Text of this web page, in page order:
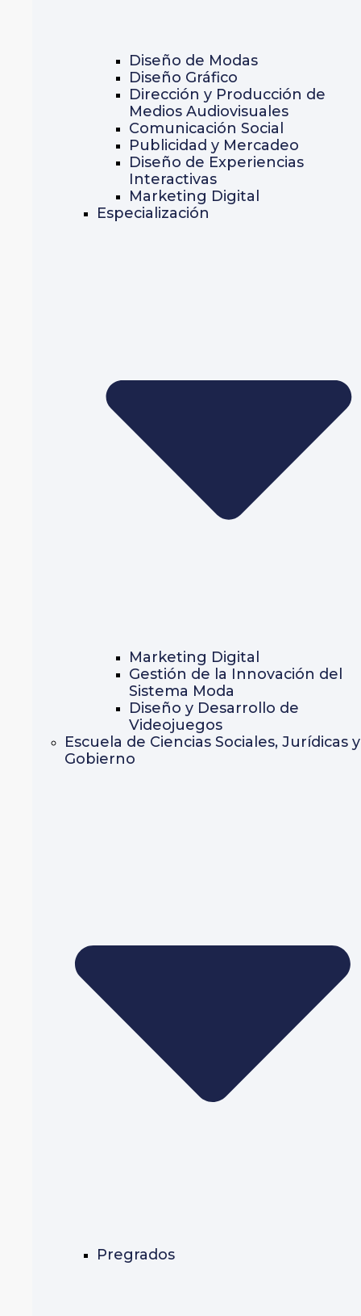
Diseño de Modas
Diseño Gráfico
Dirección y Producción de
Medios Audiovisuales
Comunicación Social
Publicidad y Mercadeo
Diseño de Experiencias
Interactivas
Marketing Digital
Especialización
Marketing Digital
Gestión de la Innovación del
Sistema Moda
Diseño y Desarrollo de
Videojuegos
Escuela de Ciencias Sociales, Jurídicas y
Gobierno
Pregrados